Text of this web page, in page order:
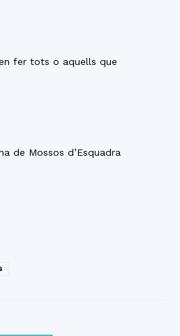
fer tots o aquells que
de Mossos d’Esquadra